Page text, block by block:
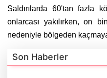
Saldırılarda 60'tan fazla
onlarcası yakılırken, on
nedeniyle bölgeden
Son Haberler